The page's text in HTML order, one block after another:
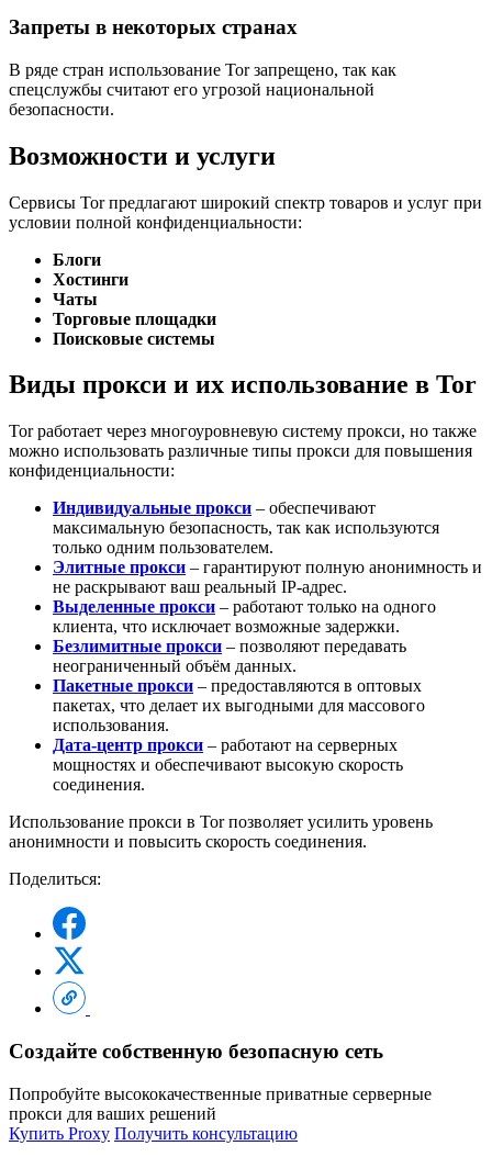
Запреты в некоторых странах
В ряде стран использование Tor запрещено, так как
спецслужбы считают его угрозой национальной
безопасности.
Возможности и услуги
Сервисы Tor предлагают широкий спектр товаров и услуг при
условии полной конфиденциальности:
Блоги
Хостинги
Чаты
Торговые площадки
Поисковые системы
Виды прокси и их использование в Tor
Tor работает через многоуровневую систему прокси, но также
можно использовать различные типы прокси для повышения
конфиденциальности:
Индивидуальные прокси – обеспечивают
максимальную безопасность, так как используются
только одним пользователем.
Элитные прокси – гарантируют полную анонимность и
не раскрывают ваш реальный IP-адрес.
Выделенные прокси – работают только на одного
клиента, что исключает возможные задержки.
Безлимитные прокси – позволяют передавать
неограниченный объём данных.
Пакетные прокси – предоставляются в оптовых
пакетах, что делает их выгодными для массового
использования.
Дата-центр прокси – работают на серверных
мощностях и обеспечивают высокую скорость
соединения.
Использование прокси в Tor позволяет усилить уровень
анонимности и повысить скорость соединения.
Поделиться:
Создайте собственную безопасную сеть
Попробуйте высококачественные приватные серверные
прокси для ваших решений
Купить Proxy Получить консультацию